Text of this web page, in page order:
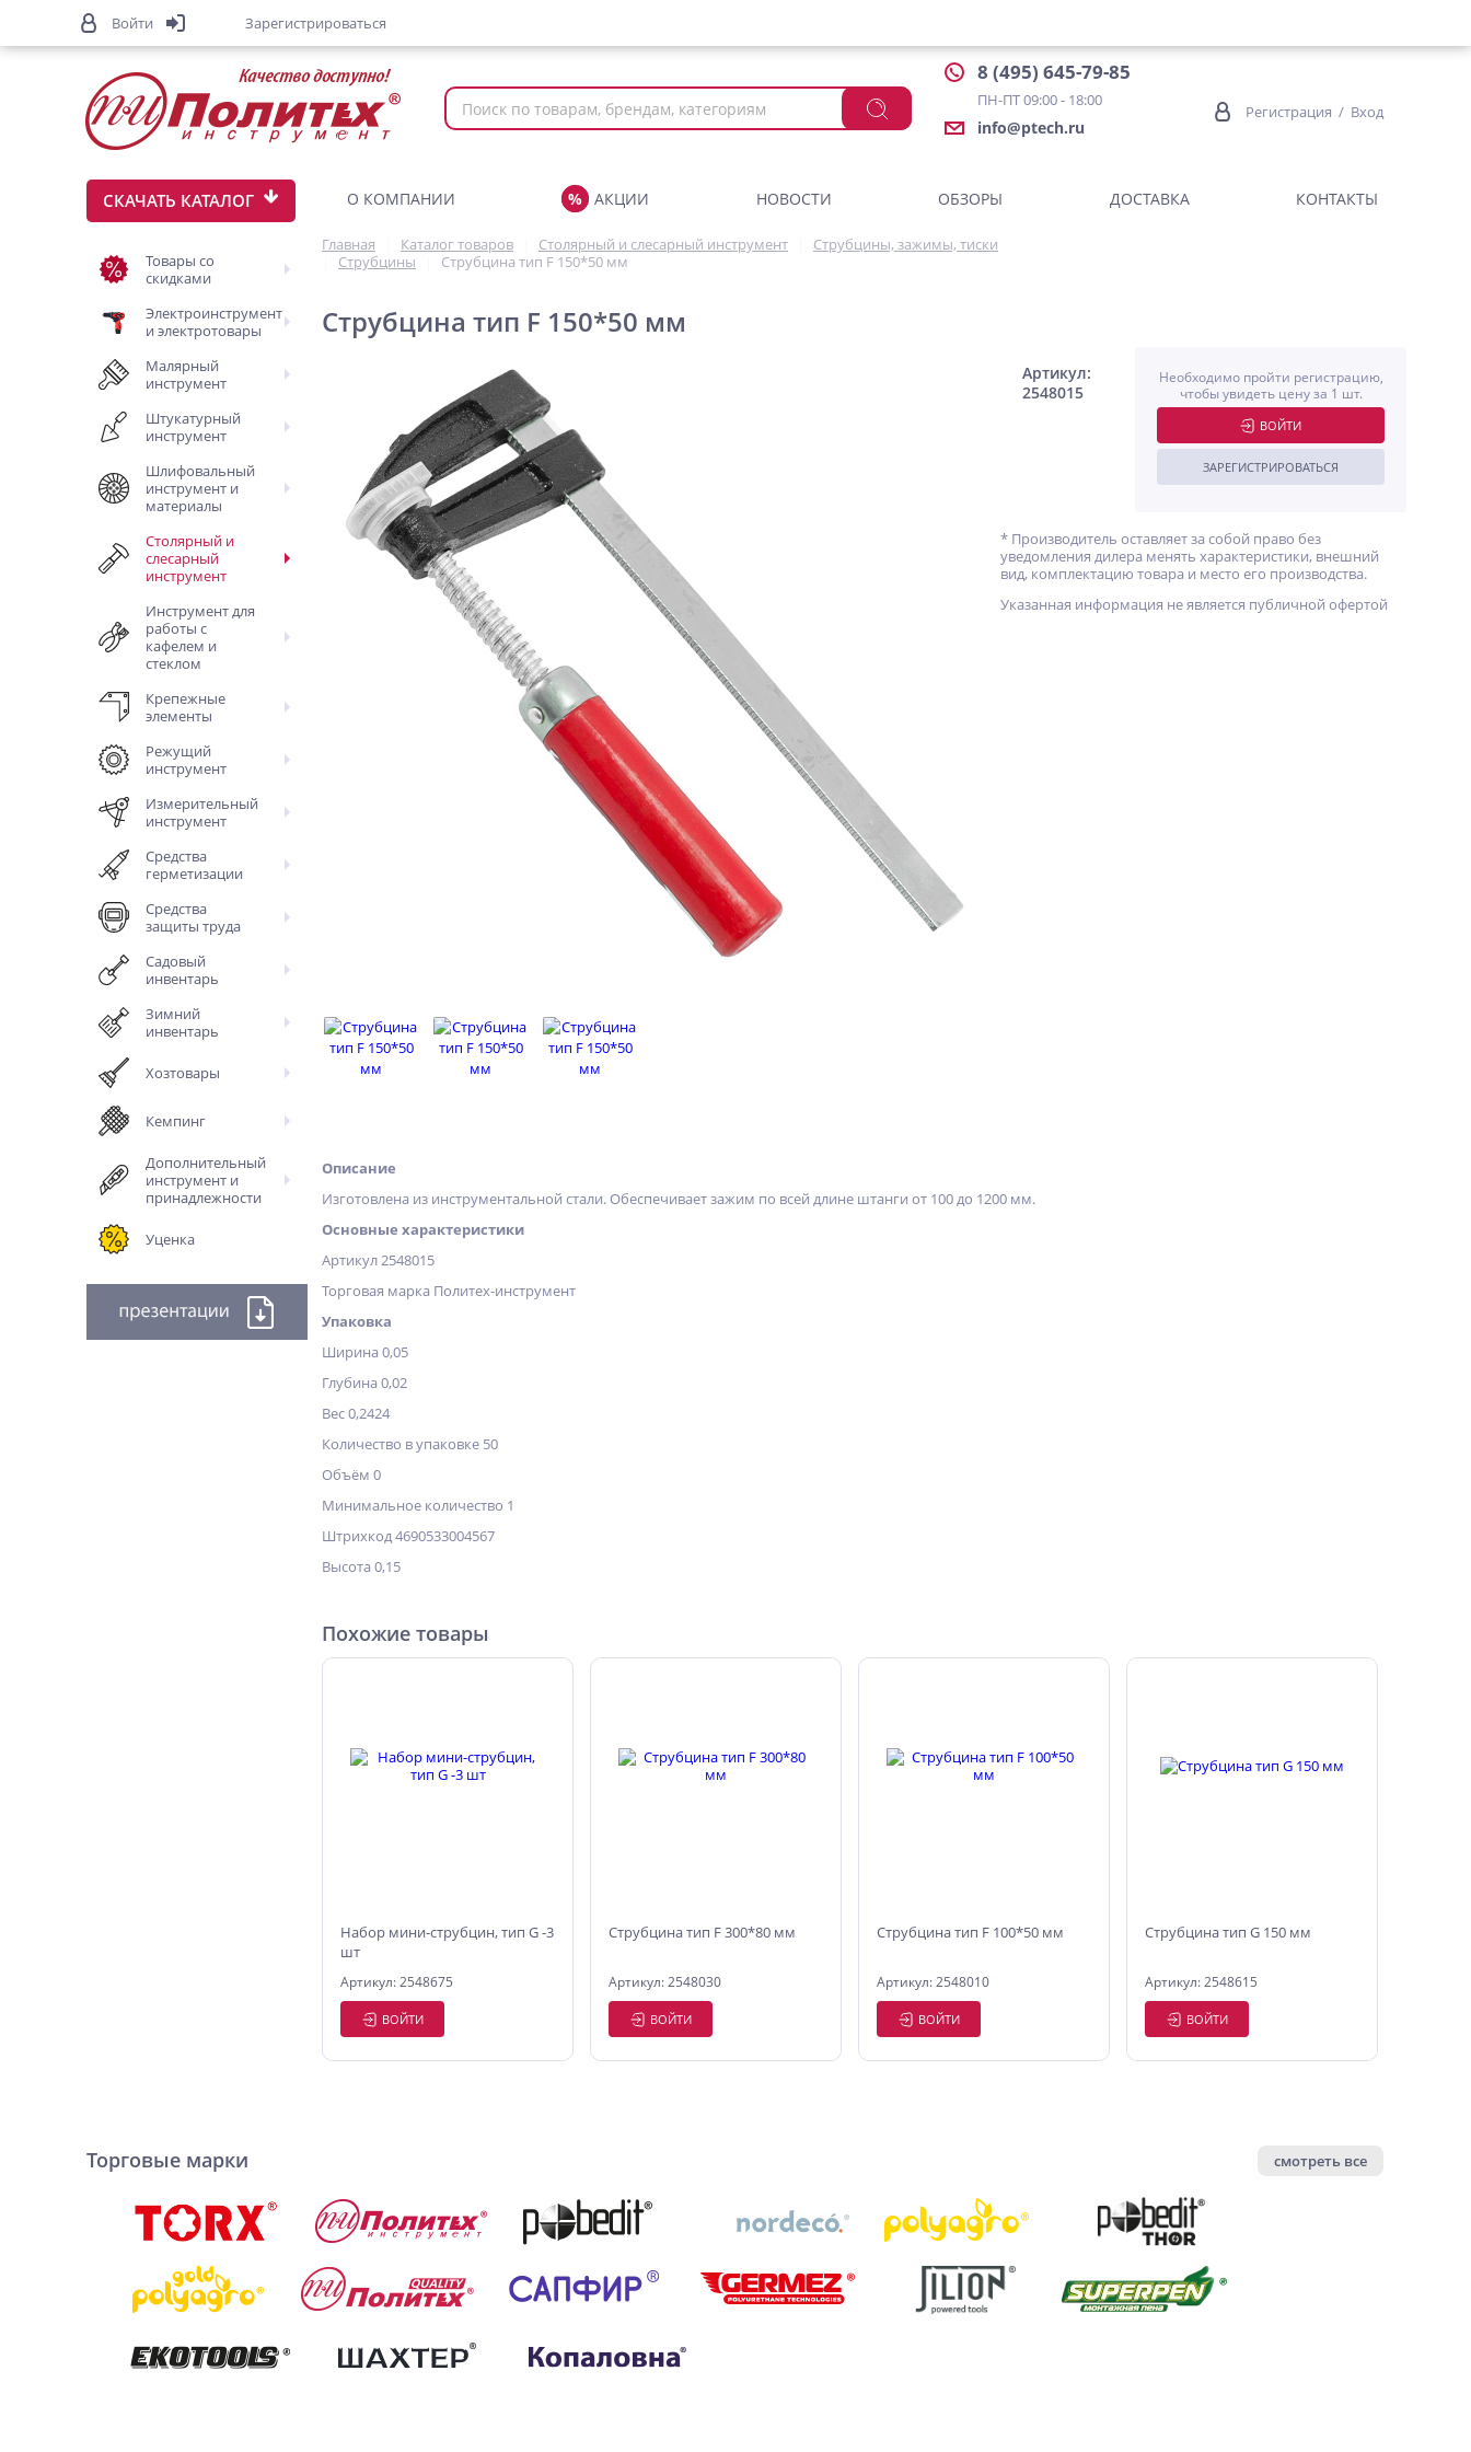
8 (495) 645-79-85
ПН-ПТ 09:00 - 18:00
info@ptech.ru
Регистрация / Вход
СКАЧАТЬ КАТАЛОГ
Товары со
скидками
Электроинструмент
и электротовары
Малярный
инструмент
Штукатурный
инструмент
Шлифовальный
инструмент и
материалы
Столярный и
слесарный
инструмент
Инструмент для
работы с
кафелем и
стеклом
Крепежные
элементы
Режущий
инструмент
Измерительный
инструмент
Средства
герметизации
Средства
защиты труда
Садовый
инвентарь
Зимний
инвентарь
Хозтовары
Кемпинг
Дополнительный
инструмент и
принадлежности
Уценка
О КОМПАНИИ АКЦИИ НОВОСТИ ОБЗОРЫ ДОСТАВКА КОНТАКТЫ
Главная Каталог товаров Столярный и слесарный инструмент
Струбцины, зажимы, тиски
Струбцины
Струбцина тип F 150*50 мм
Струбцина тип F 150*50 мм
Артикул:
2548015
Необходимо пройти регистрацию,
чтобы увидеть цену за 1 шт.
ВОЙТИ
ЗАРЕГИСТРИРОВАТЬСЯ
* Производитель оставляет за собой право без
уведомления дилера менять характеристики, внешний
вид, комплектацию товара и место его производства.
Указанная информация не является публичной офертой
Описание
Изготовлена из инструментальной стали. Обеспечивает зажим по всей длине штанги от 100 до 1200 мм.
Основные характеристики
Артикул 2548015
Торговая марка Политех-инструмент
Упаковка
Ширина 0,05
Глубина 0,02
Вес 0,2424
Количество в упаковке 50
Объём 0
Минимальное количество 1
Штрихкод 4690533004567
Высота 0,15
Похожие товары
Набор мини-струбцин, тип G -3
шт
Артикул: 2548675
ВОЙТИ
Струбцина тип F 300*80 мм
Артикул: 2548030
ВОЙТИ
Струбцина тип F 100*50 мм
Артикул: 2548010
ВОЙТИ
Струбцина тип G 150 мм
Артикул: 2548615
ВОЙТИ
Торговые марки смотреть все
Войти Зарегистрироваться